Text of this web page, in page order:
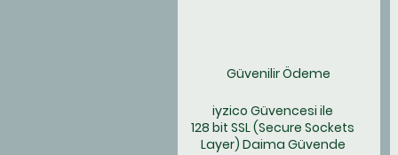
Güvenilir Ödeme
iyzico Güvencesi ile
128 bit SSL(Secure Sockets
Layer) Daima Güvende